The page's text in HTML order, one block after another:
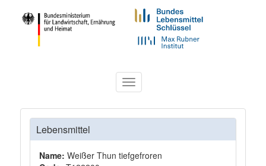
Toggle
navigation
Lebensmittel
Name: Weißer Thun tiefgefroren